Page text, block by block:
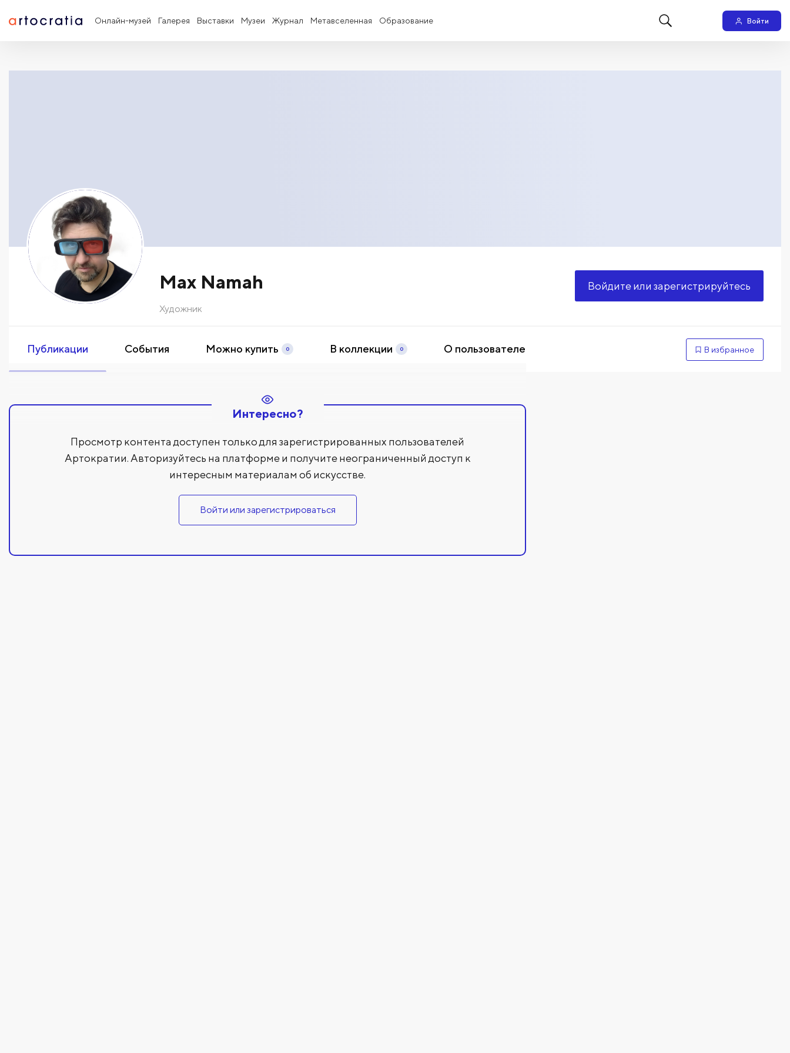
Онлайн-музей Галерея Выставки Музеи Журнал Метавселенная Образование Войти
Max Namah
Художник
Войдите или зарегистрируйтесь
Публикации События Можно купить 0 В коллекции 0 О пользователе В избранное
Интересно?
Просмотр контента доступен только для зарегистрированных пользователей
Артократии. Авторизуйтесь на платформе и получите неограниченный доступ к
интересным материалам об искусстве.
Войти или зарегистрироваться